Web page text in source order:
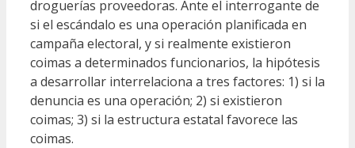
droguerías proveedoras. Ante el interrogante de
si el escándalo es una operación planificada en
campaña electoral, y si realmente existieron
coimas a determinados funcionarios, la hipótesis
a desarrollar interrelaciona a tres factores: 1) si la
denuncia es una operación; 2) si existieron
coimas; 3) si la estructura estatal favorece las
coimas.